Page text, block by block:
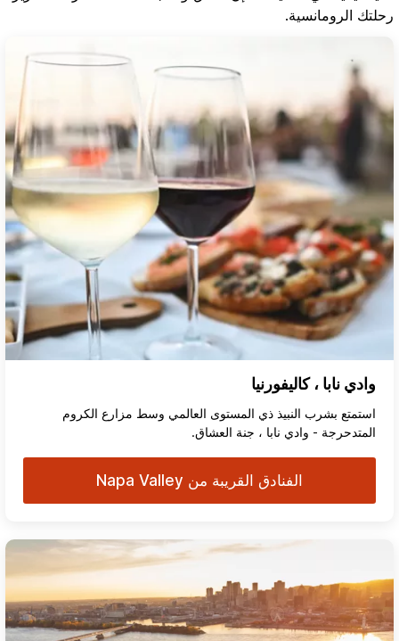
رحلتك الرومانسية.
وادي نابا ، كاليفورنيا
استمتع بشرب النبيذ ذي المستوى العالمي وسط مزارع الكروم
المتدحرجة - وادي نابا ، جنة العشاق.
الفنادق القريبة من Napa Valley